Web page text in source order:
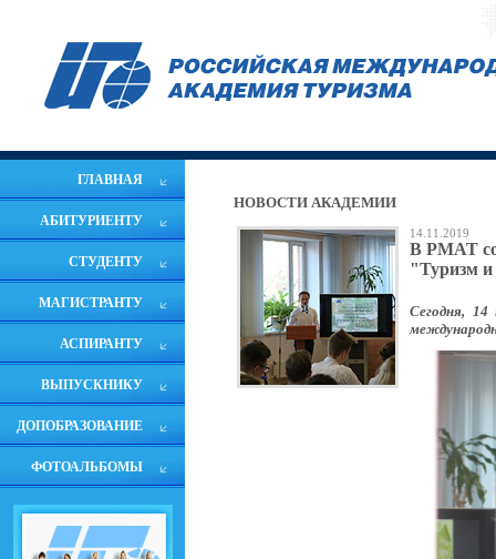
ГЛАВНАЯ
АБИТУРИЕНТУ
СТУДЕНТУ
МАГИСТРАНТУ
АСПИРАНТУ
ВЫПУСКНИКУ
ДОПОБРАЗОВАНИЕ
ФОТОАЛЬБОМЫ
НОВОСТИ АКАДЕМИИ
14.11.2019
В РМАТ
"Туризм и
Сегодня, 14